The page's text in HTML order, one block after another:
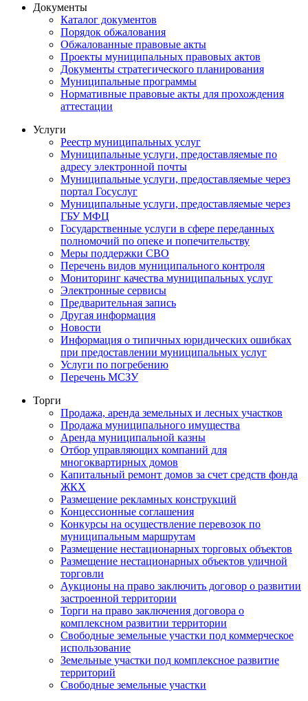
Документы
Каталог документов
Порядок обжалования
Обжалованные правовые акты
Проекты муниципальных правовых актов
Документы стратегического планирования
Муниципальные программы
Нормативные правовые акты для прохождения
аттестации
Услуги
Реестр муниципальных услуг
Муниципальные услуги, предоставляемые по
адресу электронной почты
Муниципальные услуги, предоставляемые через
портал Госуслуг
Муниципальные услуги, предоставляемые через
ГБУ МФЦ
Государственные услуги в сфере переданных
полномочий по опеке и попечительству
Меры поддержки СВО
Перечень видов муниципального контроля
Мониторинг качества муниципальных услуг
Электронные сервисы
Предварительная запись
Другая информация
Новости
Информация о типичных юридических ошибках
при предоставлении муниципальных услуг
Услуги по погребению
Перечень МСЗУ
Торги
Продажа, аренда земельных и лесных участков
Продажа муниципального имущества
Аренда муниципальной казны
Отбор управляющих компаний для
многоквартирных домов
Капитальный ремонт домов за счет средств фонда
ЖКХ
Размещение рекламных конструкций
Концессионные соглашения
Конкурсы на осуществление перевозок по
муниципальным маршрутам
Размещение нестационарных торговых объектов
Размещение нестационарных объектов уличной
торговли
Аукционы на право заключить договор о развитии
застроенной территории
Торги на право заключения договора о
комплексном развитии территории
Свободные земельные участки под коммерческое
использование
Земельные участки под комплексное развитие
территорий
Свободные земельные участки